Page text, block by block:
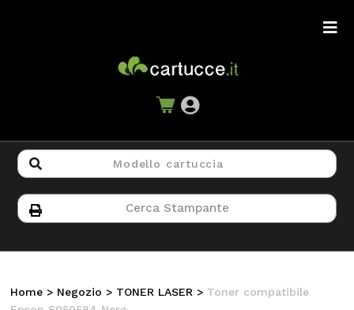
Home > Negozio > TONER LASER > Toner compatibile